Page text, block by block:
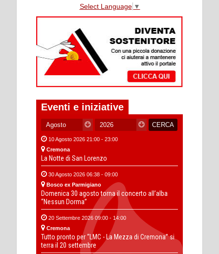
Select Language ▼
Eventi e iniziative
10 Agosto 2026 21:00 - 23:00
Cremona
La Notte di San Lorenzo
30 Agosto 2026 06:38 - 09:00
Bosco ex Parmigiano
Domenica 30 agosto torna il concerto all’alba
“Nessun Dorma”
20 Settembre 2026 09:00 - 14:00
Cremona
Tutto pronto per “LMC - La Mezza di Cremona” si
terra il 20 settembre